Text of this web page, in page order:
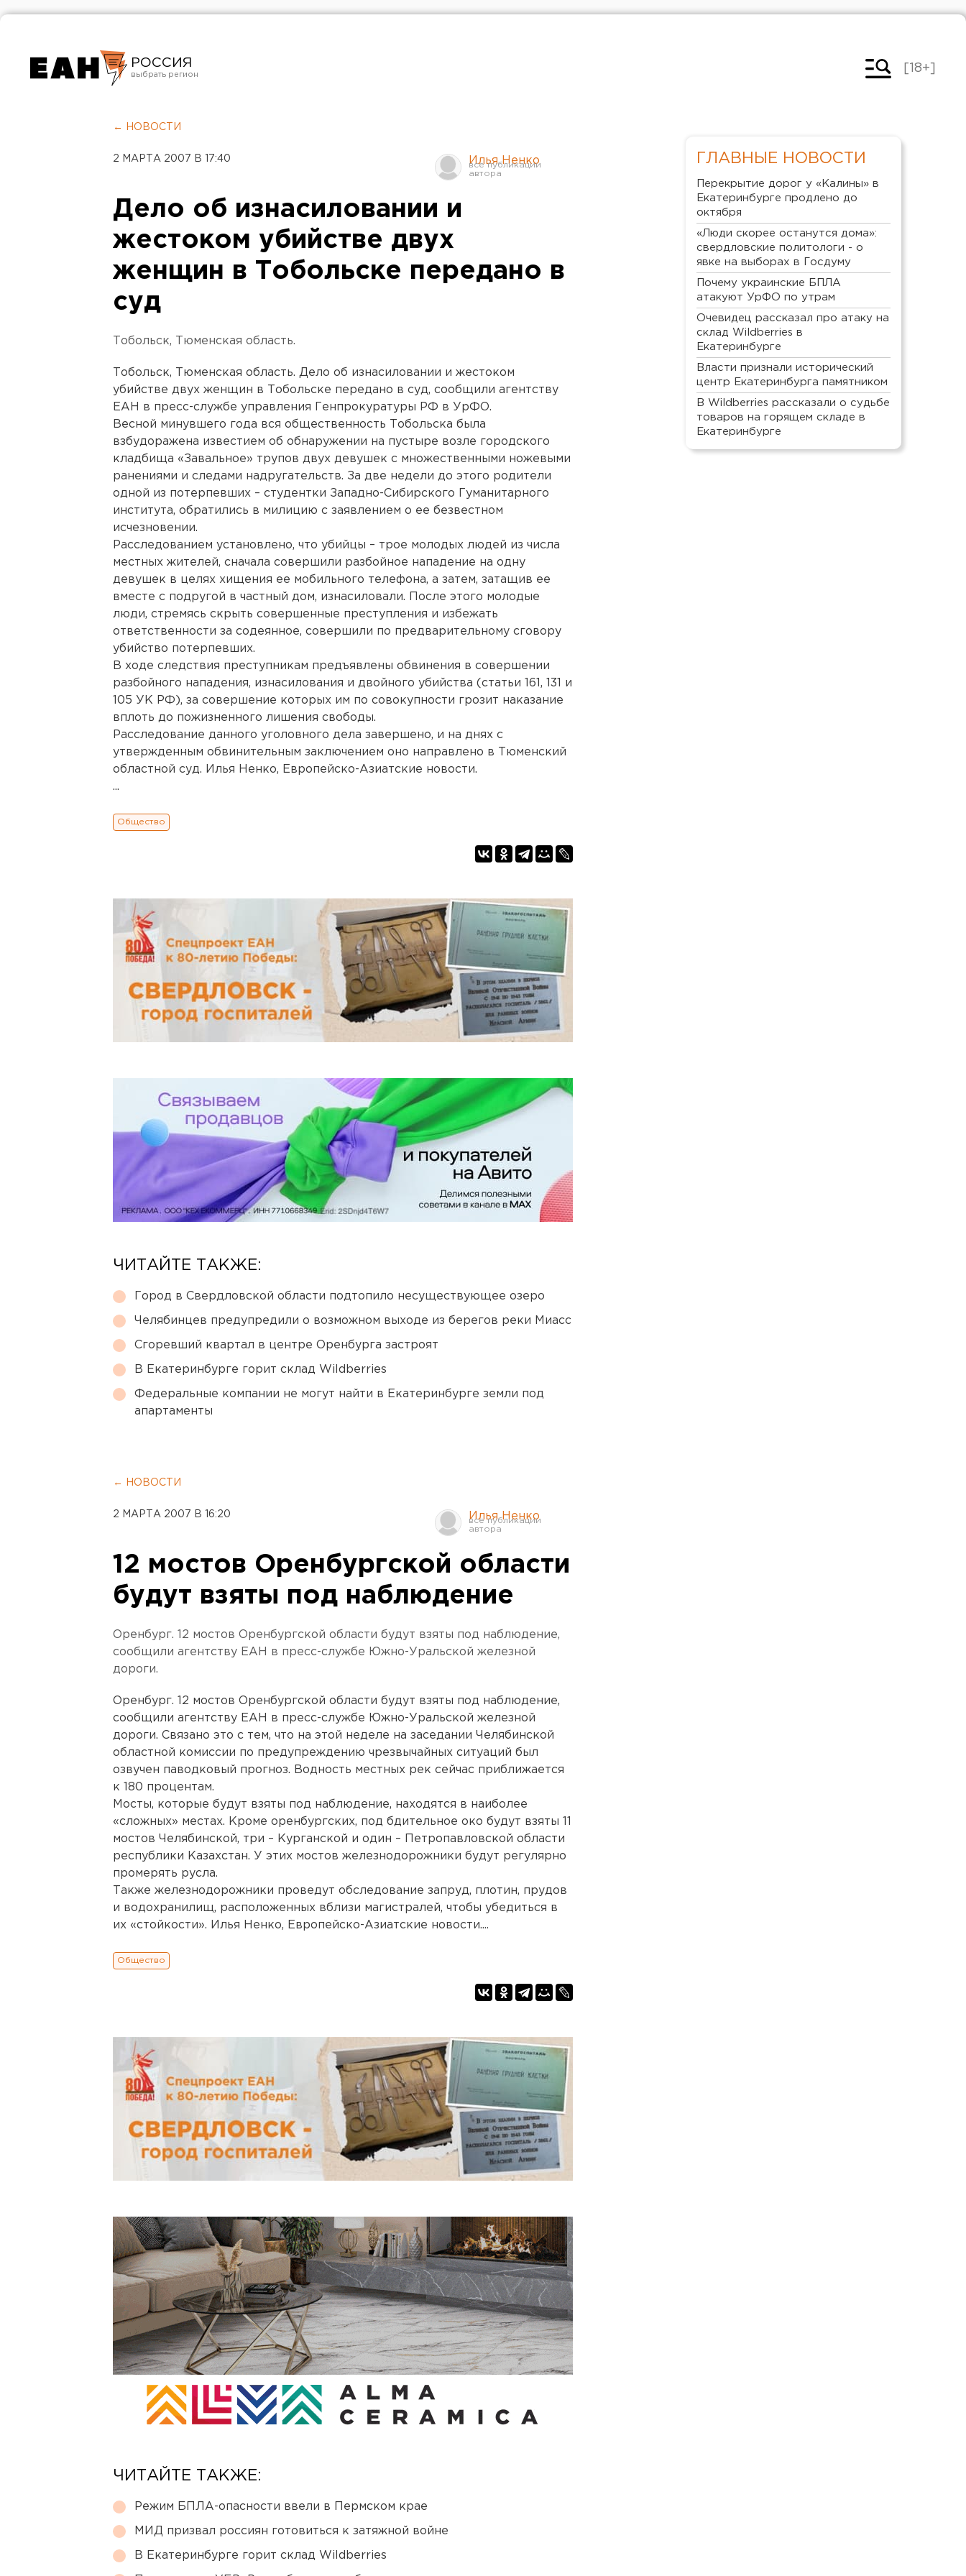
РОССИЯ
Челябинск
[18+]
← НОВОСТИ
2 МАРТА 2007 В 17:40 Илья Ненко
Дело об изнасиловании и
жестоком убийстве двух
женщин в Тобольске передано в
суд
Тобольск, Тюменская область.
Тобольск, Тюменская область. Дело об изнасиловании и жестоком
убийстве двух женщин в Тобольске передано в суд, сообщили агентству
ЕАН в пресс-службе управления Генпрокуратуры РФ в УрФО.
Весной минувшего года вся общественность Тобольска была
взбудоражена известием об обнаружении на пустыре возле городского
кладбища «Завальное» трупов двух девушек с множественными ножевыми
ранениями и следами надругательств. За две недели до этого родители
одной из потерпевших – студентки Западно-Сибирского Гуманитарного
института, обратились в милицию с заявлением о ее безвестном
исчезновении.
Расследованием установлено, что убийцы – трое молодых людей из числа
местных жителей, сначала совершили разбойное нападение на одну
девушек в целях хищения ее мобильного телефона, а затем, затащив ее
вместе с подругой в частный дом, изнасиловали. После этого молодые
люди, стремясь скрыть совершенные преступления и избежать
ответственности за содеянное, совершили по предварительному сговору
убийство потерпевших.
В ходе следствия преступникам предъявлены обвинения в совершении
разбойного нападения, изнасилования и двойного убийства (статьи 161, 131 и
105 УК РФ), за совершение которых им по совокупности грозит наказание
вплоть до пожизненного лишения свободы.
Расследование данного уголовного дела завершено, и на днях с
утвержденным обвинительным заключением оно направлено в Тюменский
областной суд. Илья Ненко, Европейско-Азиатские новости.
...
Общество
ЧИТАЙТЕ ТАКЖЕ:
Город в Свердловской области подтопило несуществующее озеро
Челябинцев предупредили о возможном выходе из берегов реки Миасс
Сгоревший квартал в центре Оренбурга застроят
В Екатеринбурге горит склад Wildberries
Федеральные компании не могут найти в Екатеринбурге земли под
апартаменты
← НОВОСТИ
2 МАРТА 2007 В 16:20 Илья Ненко
12 мостов Оренбургской области
будут взяты под наблюдение
Оренбург. 12 мостов Оренбургской области будут взяты под наблюдение,
сообщили агентству ЕАН в пресс-службе Южно-Уральской железной
дороги.
Оренбург. 12 мостов Оренбургской области будут взяты под наблюдение,
сообщили агентству ЕАН в пресс-службе Южно-Уральской железной
дороги. Связано это с тем, что на этой неделе на заседании Челябинской
областной комиссии по предупреждению чрезвычайных ситуаций был
озвучен паводковый прогноз. Водность местных рек сейчас приближается
к 180 процентам.
Мосты, которые будут взяты под наблюдение, находятся в наиболее
«сложных» местах. Кроме оренбургских, под бдительное око будут взяты 11
мостов Челябинской, три – Курганской и один – Петропавловской области
республики Казахстан. У этих мостов железнодорожники будут регулярно
промерять русла.
Также железнодорожники проведут обследование запруд, плотин, прудов
и водохранилищ, расположенных вблизи магистралей, чтобы убедиться в
их «стойкости». Илья Ненко, Европейско-Азиатские новости....
Общество
ЧИТАЙТЕ ТАКЖЕ:
Режим БПЛА-опасности ввели в Пермском крае
МИД призвал россиян готовиться к затяжной войне
В Екатеринбурге горит склад Wildberries
ГЛАВНЫЕ НОВОСТИ
Перекрытие дорог у «Калины» в
Екатеринбурге продлено до
октября
«Люди скорее останутся дома»:
свердловские политологи - о
явке на выборах в Госдуму
Почему украинские БПЛА
атакуют УрФО по утрам
Очевидец рассказал про атаку на
склад Wildberries в
Екатеринбурге
Власти признали исторический
центр Екатеринбурга памятником
В Wildberries рассказали о судьбе
товаров на горящем складе в
Екатеринбурге